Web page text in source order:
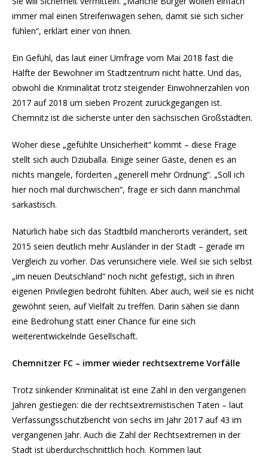
immer mal einen Streifenwagen sehen, damit sie sich sicher
fühlen“, erklärt einer von ihnen.
Ein Gefühl, das laut einer Umfrage vom Mai 2018 fast die
Hälfte der Bewohner im Stadtzentrum nicht hätte. Und das,
obwohl die Kriminalität trotz steigender Einwohnerzahlen von
2017 auf 2018 um sieben Prozent zurückgegangen ist.
Chemnitz ist die sicherste unter den sächsischen Großstädten.
Woher diese „gefühlte Unsicherheit“ kommt – diese Frage
stellt sich auch Dziuballa. Einige seiner Gäste, denen es an
nichts mangele, forderten „generell mehr Ordnung“. „Soll ich
hier noch mal durchwischen“, frage er sich dann manchmal
sarkastisch.
Natürlich habe sich das Stadtbild mancherorts verändert, seit
2015 seien deutlich mehr Ausländer in der Stadt – gerade im
Vergleich zu vorher. Das verunsichere viele. Weil sie sich selbst
„im neuen Deutschland“ noch nicht gefestigt, sich in ihren
eigenen Privilegien bedroht fühlten. Aber auch, weil sie es nicht
gewöhnt seien, auf Vielfalt zu treffen. Darin sähen sie dann
eine Bedrohung statt einer Chance für eine sich
weiterentwickelnde Gesellschaft.
Chemnitzer FC – immer wieder rechtsextreme Vorfälle
Trotz sinkender Kriminalität ist eine Zahl in den vergangenen
Jahren gestiegen: die der rechtsextremistischen Taten – laut
Verfassungsschutzbericht von sechs im Jahr 2017 auf 43 im
vergangenen Jahr. Auch die Zahl der Rechtsextremen in der
Stadt ist überdurchschnittlich hoch. Kommen laut